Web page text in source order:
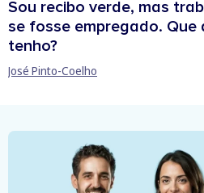
Sou recibo verde, mas
se fosse empregado. Que
tenho?
José Pinto-Coelho